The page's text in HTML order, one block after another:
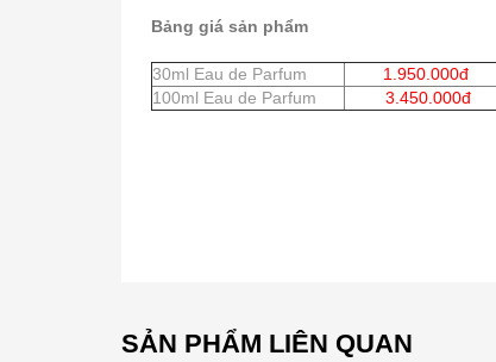
Bảng giá sản phẩm
30ml Eau de Parfum
1.950.000đ
100ml Eau de Parfum
3.450.000đ
SẢN PHẨM LIÊN QUAN